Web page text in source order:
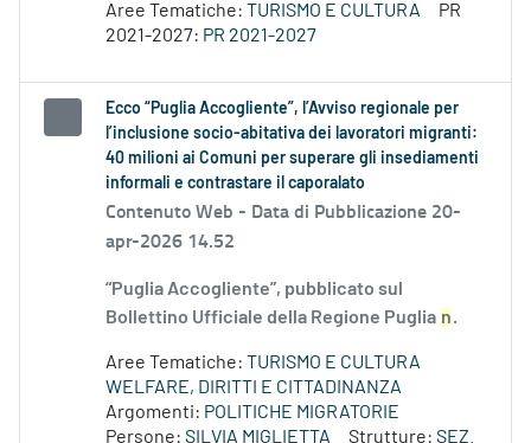
Aree Tematiche: TURISMO E CULTURA
PR
2021-2027: PR 2021-2027
Ecco “Puglia Accogliente”, l’Avviso regionale per
l’inclusione socio-abitativa dei lavoratori migranti:
40 milioni ai Comuni per superare gli insediamenti
informali e contrastare il caporalato
Contenuto Web - Data di Pubblicazione 20-
apr-2026 14.52
“Puglia Accogliente”, pubblicato sul
Bollettino Ufficiale della Regione Puglia n.
Aree Tematiche: TURISMO E CULTURA
WELFARE, DIRITTI E CITTADINANZA
Argomenti: POLITICHE MIGRATORIE
Persone: SILVIA MIGLIETTA Strutture: SEZ.